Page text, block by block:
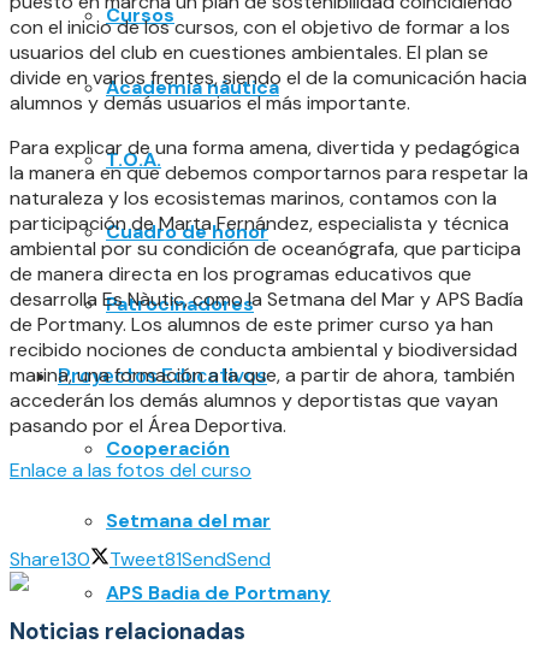
Cursos
Academia náutica
T.O.A.
Cuadro de honor
Patrocinadores
Proyectos Educativos
Cooperación
Setmana del mar
APS Badia de Portmany
con el inicio de los cursos, con el objetivo de formar a los
usuarios del club en cuestiones ambientales. El plan se
divide en varios frentes, siendo el de la comunicación hacia
alumnos y demás usuarios el más importante.
Para explicar de una forma amena, divertida y pedagógica
la manera en que debemos comportarnos para respetar la
naturaleza y los ecosistemas marinos, contamos con la
participación de Marta Fernández, especialista y técnica
ambiental por su condición de oceanógrafa, que participa
de manera directa en los programas educativos que
desarrolla Es Nàutic, como la Setmana del Mar y APS Badía
de Portmany. Los alumnos de este primer curso ya han
recibido nociones de conducta ambiental y biodiversidad
marina, una formación a la que, a partir de ahora, también
accederán los demás alumnos y deportistas que vayan
pasando por el Área Deportiva.
Enlace a las fotos del curso
Share130 Tweet81SendSend
Noticias relacionadas